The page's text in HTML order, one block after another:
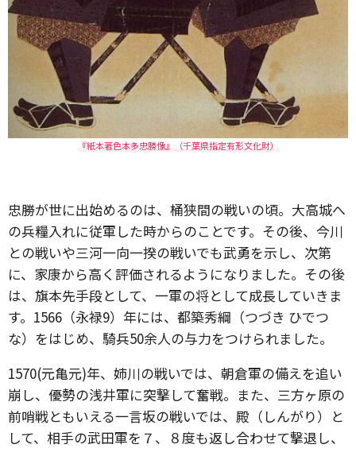
『紙本著色本多忠勝像』（千葉県指定有形文化財）
忠勝が世に出始めるのは、桶狭間の戦いの頃。大高城へ
の兵糧入れに従軍した時からのことです。その後、今川
との戦いや三河一向一揆の戦いでも武勇を示し、次第
に、家康から高く評価されるようになりました。その後
は、旗本先手段として、一軍の将として成長していきま
す。1566（永禄9）年には、都築秀綱（つづき ひでつ
な）をはじめ、騎兵50余人の与力をつけられました。
1570(元亀元)年、姉川の戦いでは、朝倉軍の備えを追い
崩し、優勢の浅井軍に突撃して奮戦。また、三方ヶ原の
前哨戦ともいえる一言坂の戦いでは、殿（しんがり）と
して、相手の武田軍を７、８度も返し合わせて撃退し、